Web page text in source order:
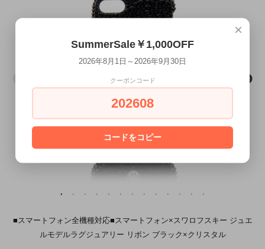
■スマートフォン全機種対応■スマートフォン×スワロフスキー ジュエ
ルモデルラグジュアリー リボン ブラック×クリスタル
×
SummerSale￥1,000OFF
2026年8月1日～2026年9月30日
クーポンコード
202608
コードをコピー